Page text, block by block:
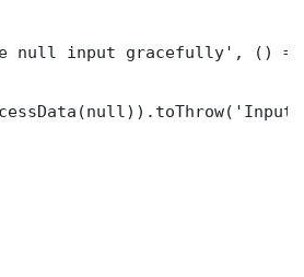
null input gracefully', ()